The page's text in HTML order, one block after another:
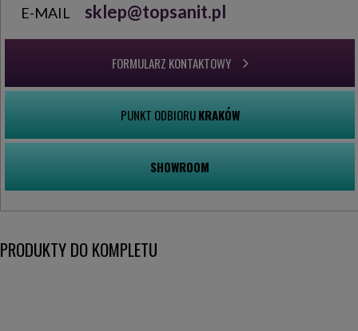
E-MAIL sklep@topsanit.pl
FORMULARZ KONTAKTOWY
PUNKT ODBIORUKRAKÓW
SHOWROOM
PRODUKTY DO KOMPLETU